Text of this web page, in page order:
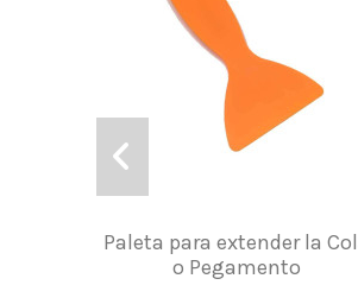
Paleta para extender la
o Pegamento